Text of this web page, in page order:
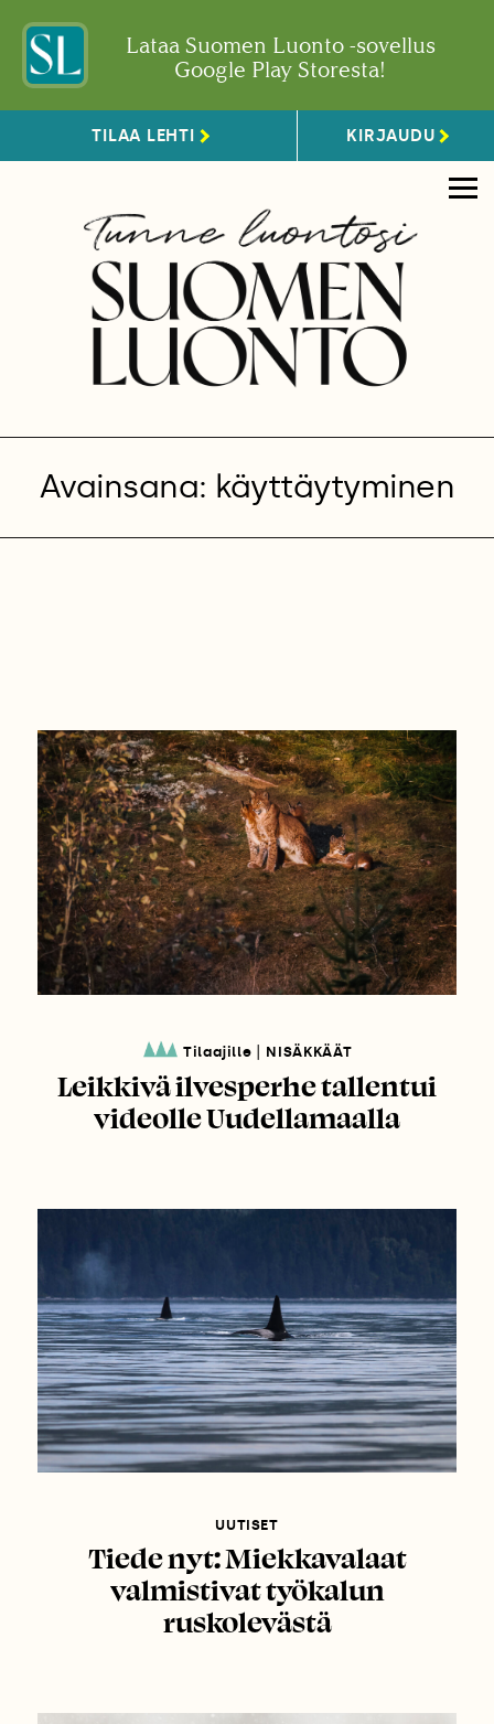
Lataa Suomen Luonto -sovellus
Google Play Storesta!
TILAA LEHTI KIRJAUDU
Avainsana: käyttäytyminen
Tilaajille NISÄKKÄÄT
Leikkivä ilvesperhe tallentui
videolle Uudellamaalla
UUTISET
Tiede nyt: Miekkavalaat
valmistivat työkalun
ruskolevästä